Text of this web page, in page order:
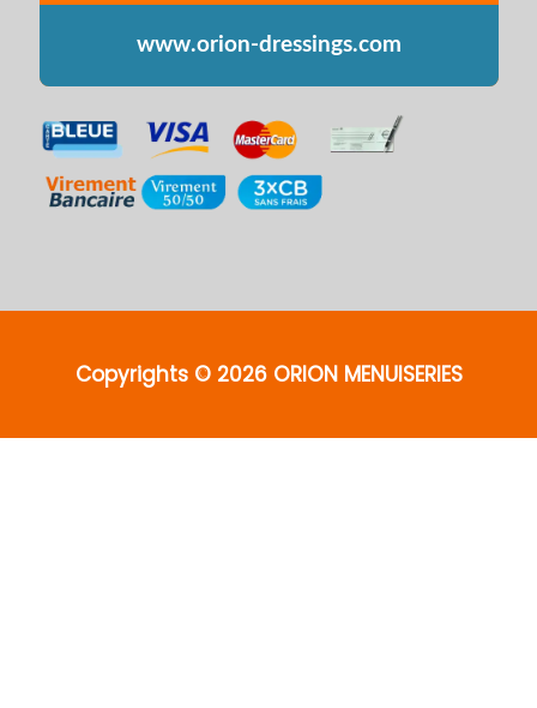
www.orion-dressings.com
Copyrights © 2026 ORION MENUISERIES